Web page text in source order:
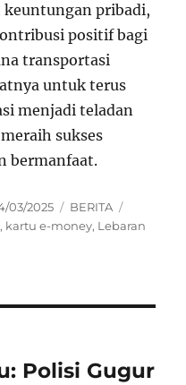
pribadi,
positif bagi
transportasi
untuk terus
menjadi teladan
sukses
bermanfaat.
03/2025 Categories
BERITA
, kartu e-money, Lebaran
Polisi Gugur